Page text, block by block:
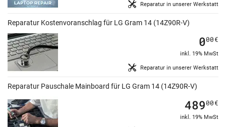
Reparatur in unserer Werkstatt
Reparatur Kostenvoranschlag für LG Gram 14 (14Z90R-V)
Reparatur in unserer Werkstatt
000€
inkl. 19% MwSt
Reparatur Pauschale Mainboard für LG Gram 14 (14Z90R-V)
48900€
inkl. 19% MwSt